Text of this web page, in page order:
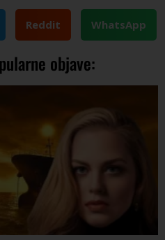
Reddit WhatsApp
objave: